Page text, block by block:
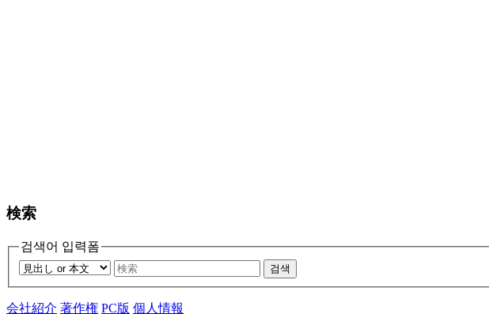
検索
검색어 입력폼
검색
会社紹介 著作権 PC版 個人情報